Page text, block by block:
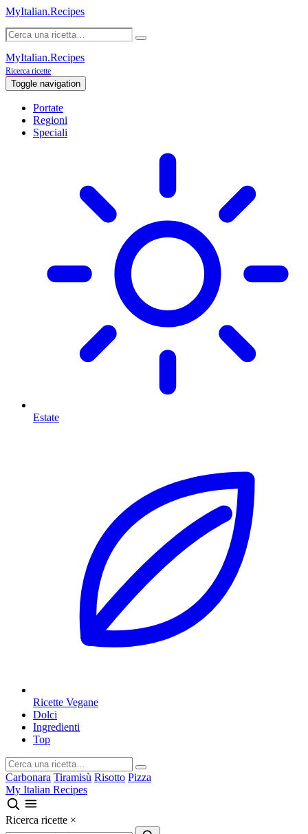
MyItalian.Recipes
MyItalian.Recipes
Ricerca ricette
Toggle navigation
Portate
Regioni
Speciali
Estate
Ricette Vegane
Dolci
Ingredienti
Top
Carbonara Tiramisù Risotto Pizza
My Italian Recipes
Ricerca ricette ×